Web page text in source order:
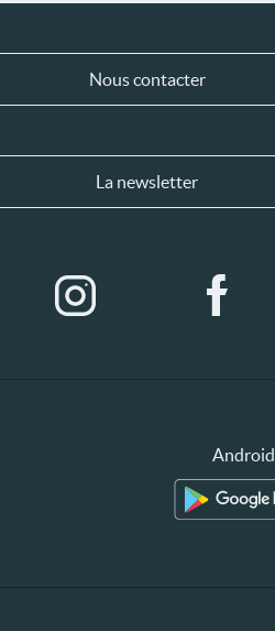
Nous contacter
La newsletter
Android